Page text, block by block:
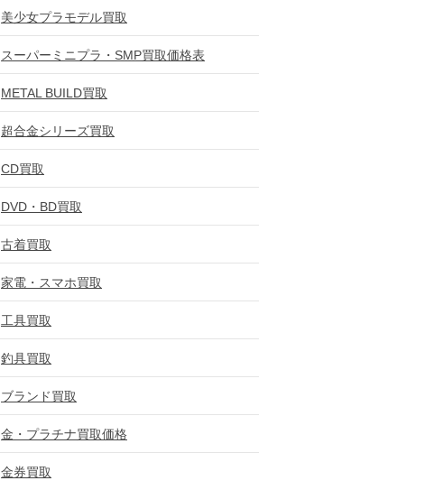
美少女プラモデル買取
スーパーミニプラ・SMP買取価格表
METAL BUILD買取
超合金シリーズ買取
CD買取
DVD・BD買取
古着買取
家電・スマホ買取
工具買取
釣具買取
ブランド買取
金・プラチナ買取価格
金券買取